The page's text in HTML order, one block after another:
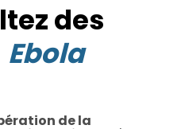
des
Ebola
de la